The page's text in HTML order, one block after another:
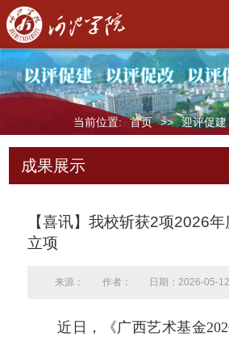
当前位置: 首页 >> 迎评促建
成果展示
【喜讯】我校斩获2项2026
立项
来源： 作者： 日期：2026-05-12
近日，《广西艺术基金